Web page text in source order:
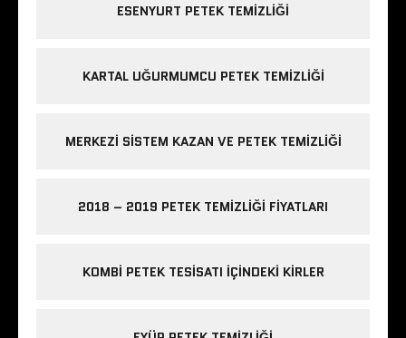
ESENYURT PETEK TEMIZLIĞI
KARTAL UĞURMUMCU PETEK TEMIZLIĞI
MERKEZI SISTEM KAZAN VE PETEK TEMIZLIĞI
2018 – 2019 PETEK TEMIZLIĞI FIYATLARI
KOMBI PETEK TESISATI IÇINDEKI KIRLER